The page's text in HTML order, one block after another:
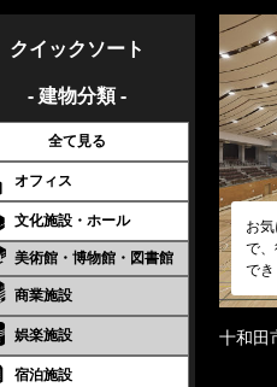
クイックソート
- 建物分類 -
全て見る
オフィス
文化施設・ホール
美術館・博物館・図書館
商業施設
娯楽施設
宿泊施設
お
で
で
十和田